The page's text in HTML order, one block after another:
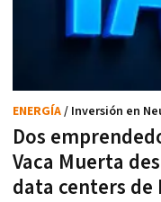
Dos
Vaca Muerta
data centers de
ENERGÍA/ Inversión en